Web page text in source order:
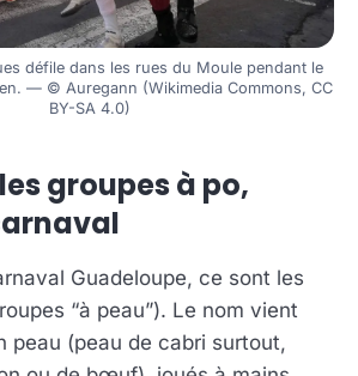
défile dans les rues du Moule pendant le
— © Auregann (Wikimedia Commons, CC
BY-SA 4.0)
groupes à po,
Guadeloupe, ce sont les
“à peau”). Le nom vient
peau (peau de cabri surtout,